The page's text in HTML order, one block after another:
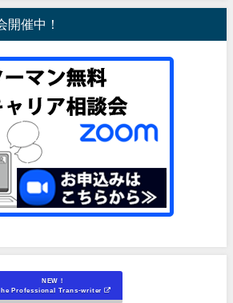
開催中！
NEW！
Professional Trans-writer